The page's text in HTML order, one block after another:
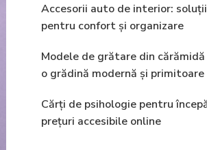
Accesorii auto de interior:
pentru confort și organizare
Modele de grătare din
o grădină modernă și primitoare
Cărți de psihologie pentru
prețuri accesibile online